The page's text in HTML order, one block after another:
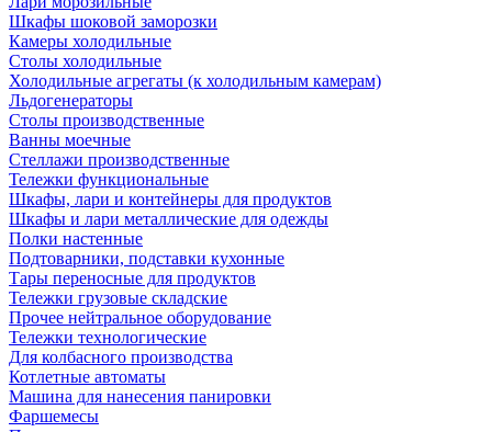
Шкафы шоковой заморозки
Камеры холодильные
Столы холодильные
Холодильные агрегаты (к холодильным камерам)
Льдогенераторы
Столы производственные
Ванны моечные
Стеллажи производственные
Тележки функциональные
Шкафы, лари и контейнеры для продуктов
Шкафы и лари металлические для одежды
Полки настенные
Подтоварники, подставки кухонные
Тары переносные для продуктов
Тележки грузовые складские
Прочее нейтральное оборудование
Тележки технологические
Для колбасного производства
Котлетные автоматы
Машина для нанесения панировки
Фаршемесы